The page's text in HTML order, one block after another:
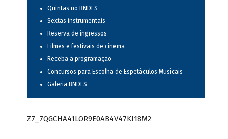
Quintas no BNDES
Sextas instrumentais
Reserva de ingressos
Filmes e festivais de cinema
Receba a programação
Concursos para Escolha de Espetáculos Musicais
Galeria BNDES
Z7_7QGCHA41LOR9E0AB4V47KI18M2